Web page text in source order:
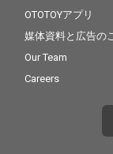
OTOTOYアプリ
媒体資料と広告の
Our Team
Careers